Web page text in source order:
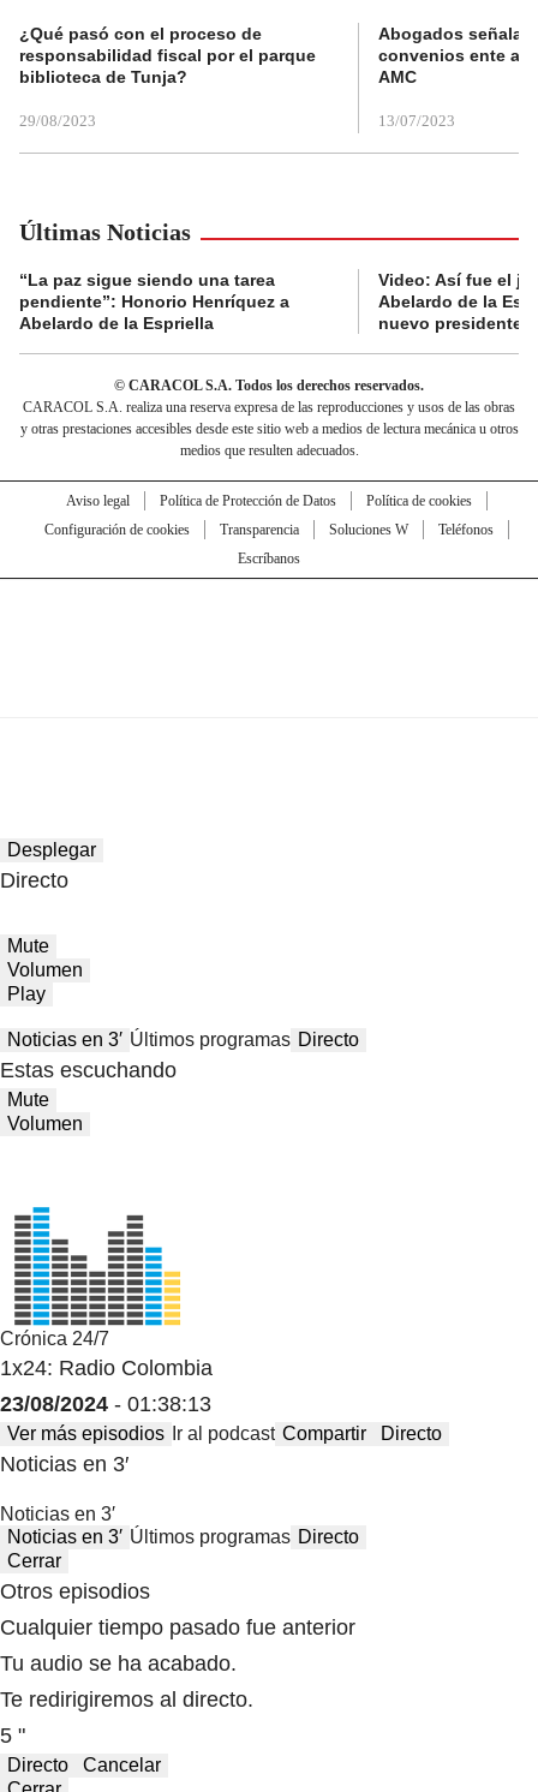
¿Qué pasó con el proceso de
responsabilidad fiscal por el parque
biblioteca de Tunja?
29/08/2023
Abogados
convenios ente
AMC
13/07/2023
Últimas Noticias
“La paz sigue siendo una tarea
pendiente”: Honorio Henríquez a
Abelardo de la Espriella
Video: Así fue el
Abelardo de la
nuevo presidente
© CARACOL S.A. Todos los derechos reservados.
CARACOL S.A. realiza una reserva expresa de las reproducciones y usos de las obras
y otras prestaciones accesibles desde este sitio web a medios de lectura mecánica u otros
medios que resulten adecuados.
Aviso legal Política de Protección de Datos
Política de cookies
Configuración de cookies
Transparencia Soluciones W
Teléfonos
Escríbanos
Desplegar
Directo
Mute
Volumen
Play
Noticias en 3′ Últimos programas Directo
Estas escuchando
Mute
Volumen
Crónica 24/7
1x24: Radio Colombia
23/08/2024 - 01:38:13
Ver más episodios Ir al podcast Compartir Directo
Noticias en 3′
Noticias en 3′
Noticias en 3′ Últimos programas Directo
Cerrar
Otros episodios
Cualquier tiempo pasado fue anterior
Tu audio se ha acabado.
Te redirigiremos al directo.
5 "
Directo
Cancelar